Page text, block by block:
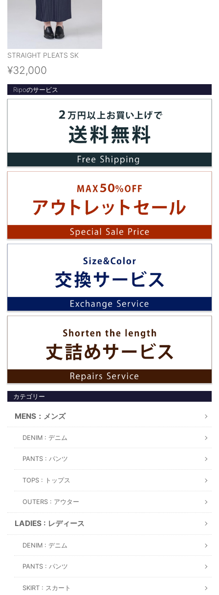
STRAIGHT PLEATS SK
¥32,000
Ripoのサービス
カテゴリー
MENS：メンズ
DENIM : デニム
PANTS : パンツ
TOPS : トップス
OUTERS : アウター
LADIES : レディース
DENIM : デニム
PANTS : パンツ
SKIRT : スカート